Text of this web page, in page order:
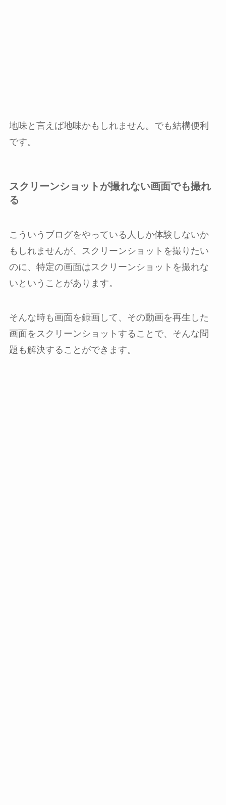
地味と言えば地味かもしれません。でも結構便利
です。
スクリーンショットが撮れない画面でも撮れ
る
こういうブログをやっている人しか体験しないか
もしれませんが、スクリーンショットを撮りたい
のに、特定の画面はスクリーンショットを撮れな
いということがあります。
そんな時も画面を録画して、その動画を再生した
画面をスクリーンショットすることで、そんな問
題も解決することができます。